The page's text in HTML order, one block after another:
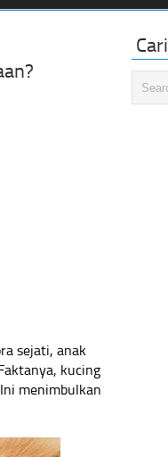
sejati, anak
kucing
menimbulkan
Cari